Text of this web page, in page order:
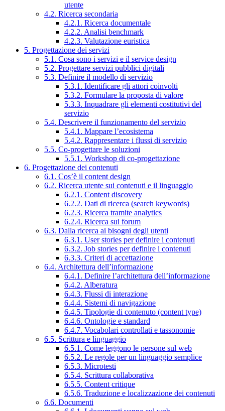
utente
4.2. Ricerca secondaria
4.2.1. Ricerca documentale
4.2.2. Analisi benchmark
4.2.3. Valutazione euristica
5. Progettazione dei servizi
5.1. Cosa sono i servizi e il service design
5.2. Progettare servizi pubblici digitali
5.3. Definire il modello di servizio
5.3.1. Identificare gli attori coinvolti
5.3.2. Formulare la proposta di valore
5.3.3. Inquadrare gli elementi costitutivi del
servizio
5.4. Descrivere il funzionamento del servizio
5.4.1. Mappare l’ecosistema
5.4.2. Rappresentare i flussi di servizio
5.5. Co-progettare le soluzioni
5.5.1. Workshop di co-progettazione
6. Progettazione dei contenuti
6.1. Cos’è il content design
6.2. Ricerca utente sui contenuti e il linguaggio
6.2.1. Content discovery
6.2.2. Dati di ricerca (search keywords)
6.2.3. Ricerca tramite analytics
6.2.4. Ricerca sui forum
6.3. Dalla ricerca ai bisogni degli utenti
6.3.1. User stories per definire i contenuti
6.3.2. Job stories per definire i contenuti
6.3.3. Criteri di accettazione
6.4. Architettura dell’informazione
6.4.1. Definire l’architettura dell’informazione
6.4.2. Alberatura
6.4.3. Flussi di interazione
6.4.4. Sistemi di navigazione
6.4.5. Tipologie di contenuto (content type)
6.4.6. Ontologie e standard
6.4.7. Vocabolari controllati e tassonomie
6.5. Scrittura e linguaggio
6.5.1. Come leggono le persone sul web
6.5.2. Le regole per un linguaggio semplice
6.5.3. Microtesti
6.5.4. Scrittura collaborativa
6.5.5. Content critique
6.5.6. Traduzione e localizzazione dei contenuti
6.6. Documenti